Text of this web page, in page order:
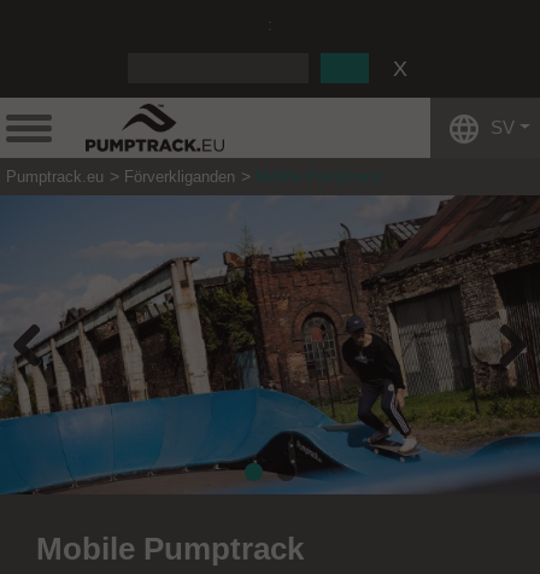
SV
Pumptrack.eu Förverkliganden Mobile Pumptrack
Mobile Pumptrack
Previous Next